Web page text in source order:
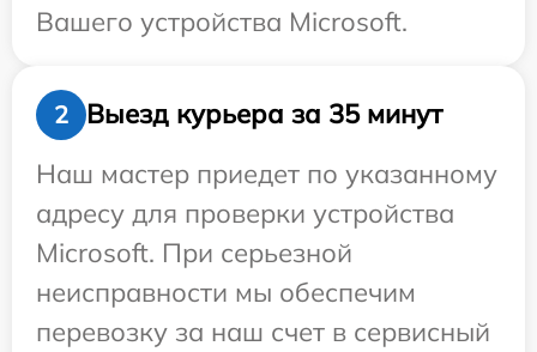
Вашего устройства Microsoft.
2
Выезд курьера за 35 минут
Наш мастер приедет по указанному
адресу для проверки устройства
Microsoft. При серьезной
неисправности мы обеспечим
перевозку за наш счет в сервисный